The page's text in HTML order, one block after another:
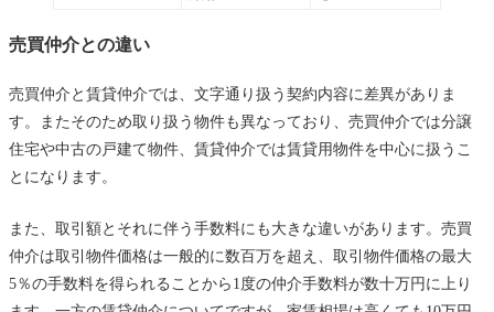
売買仲介との違い
売買仲介と賃貸仲介では、文字通り扱う契約内容に差異がありま
す。またそのため取り扱う物件も異なっており、売買仲介では分譲
住宅や中古の戸建て物件、賃貸仲介では賃貸用物件を中心に扱うこ
とになります。
また、取引額とそれに伴う手数料にも大きな違いがあります。売買
仲介は取引物件価格は一般的に数百万を超え、取引物件価格の最大
5％の手数料を得られることから1度の仲介手数料が数十万円に上り